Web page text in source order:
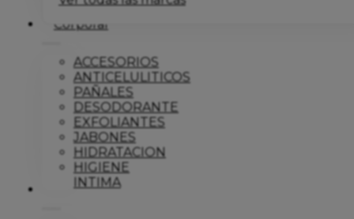
Corporal
ACCESORIOS
ANTICELULITICOS
PAÑALES
DESODORANTE
EXFOLIANTES
JABONES
HIDRATACION
HIGIENE
INTIMA
Dermo